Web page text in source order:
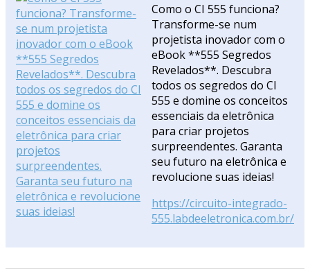
Como o CI 555 funciona?
Transforme-se num
projetista inovador com o
eBook **555 Segredos
Revelados**. Descubra
todos os segredos do CI
555 e domine os conceitos
essenciais da eletrônica
para criar projetos
surpreendentes. Garanta
seu futuro na eletrônica e
revolucione suas ideias!
https://circuito-integrado-
555.labdeeletronica.com.br/